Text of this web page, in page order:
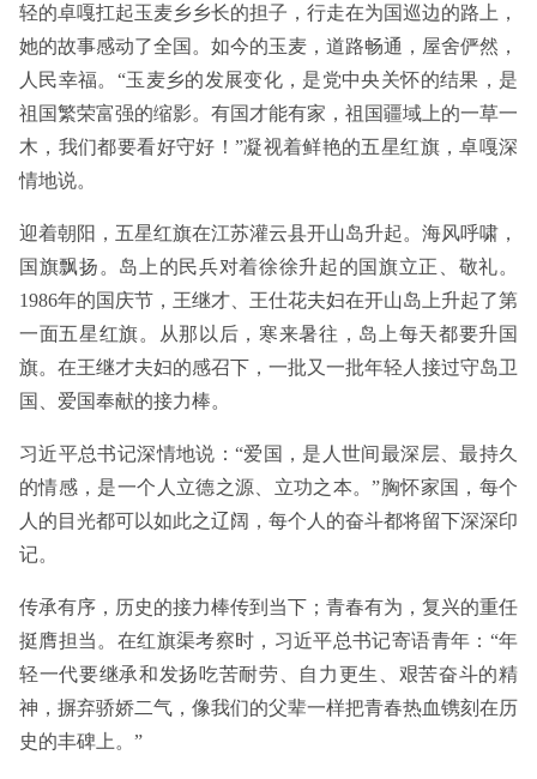
轻的卓嘎扛起玉麦乡乡长的担子，行走在为国巡边的路上，
她的故事感动了全国。如今的玉麦，道路畅通，屋舍俨然，
人民幸福。“玉麦乡的发展变化，是党中央关怀的结果，是
祖国繁荣富强的缩影。有国才能有家，祖国疆域上的一草一
木，我们都要看好守好！”凝视着鲜艳的五星红旗，卓嘎深
情地说。
迎着朝阳，五星红旗在江苏灌云县开山岛升起。海风呼啸，
国旗飘扬。岛上的民兵对着徐徐升起的国旗立正、敬礼。
1986年的国庆节，王继才、王仕花夫妇在开山岛上升起了第
一面五星红旗。从那以后，寒来暑往，岛上每天都要升国
旗。在王继才夫妇的感召下，一批又一批年轻人接过守岛卫
国、爱国奉献的接力棒。
习近平总书记深情地说：“爱国，是人世间最深层、最持久
的情感，是一个人立德之源、立功之本。”胸怀家国，每个
人的目光都可以如此之辽阔，每个人的奋斗都将留下深深印
记。
传承有序，历史的接力棒传到当下；青春有为，复兴的重任
挺膺担当。在红旗渠考察时，习近平总书记寄语青年：“年
轻一代要继承和发扬吃苦耐劳、自力更生、艰苦奋斗的精
神，摒弃骄娇二气，像我们的父辈一样把青春热血镌刻在历
史的丰碑上。”